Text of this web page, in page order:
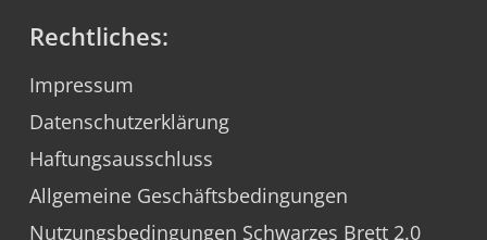
Rechtliches:
Impressum
Datenschutzerklärung
Haftungsausschluss
Allgemeine Geschäftsbedingungen
Nutzungsbedingungen Schwarzes Brett 2.0